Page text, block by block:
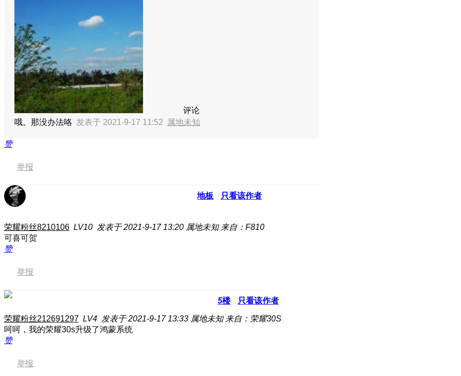
评论
哦。那没办法咯 发表于 2021-9-17 11:52 属地未知
赞
举报
地板 只看该作者
荣耀粉丝8210106 LV10 发表于 2021-9-17 13:20 属地未知 来自：F810
可喜可贺
赞
举报
5楼 只看该作者
荣耀粉丝212691297 LV4 发表于 2021-9-17 13:33 属地未知 来自：荣耀30S
呵呵，我的荣耀30s升级了鸿蒙系统
赞
举报